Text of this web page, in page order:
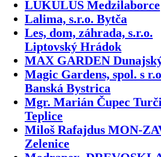
LUKULUS Medzilaborce
Lalima, s.r.o. Bytča
Les, dom, záhrada, s.r.o.
Liptovský Hrádok
MAX GARDEN
Magic Gardens, spol. s
Banská Bystrica
Mgr. Marián Čupec
Teplice
Miloš Rafajdus MON-
Zelenice